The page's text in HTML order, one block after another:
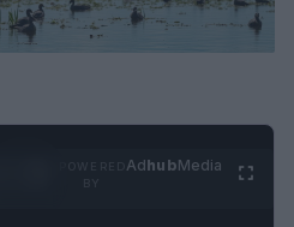
AdhubMedia